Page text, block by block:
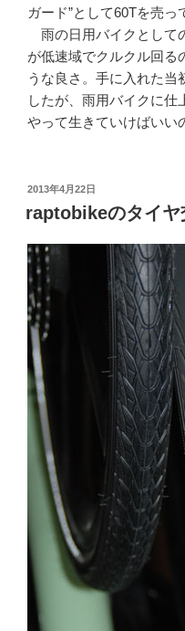
ガード”として60Tを売っ
雨の日用バイクとして
が低速域でクルクル回る
うな良さ。手に入れた当
したが、雨用バイクに仕
やって生きていけばいい
投
日:
2013年4月22日
raptobikeのタイヤ